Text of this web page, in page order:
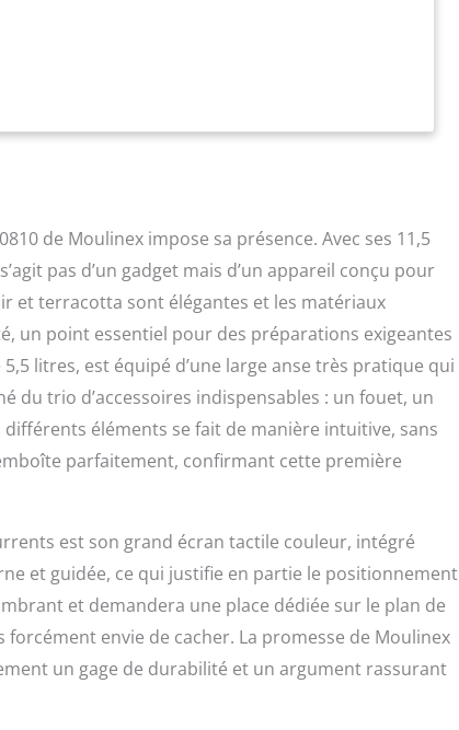
grâce aux 21 programmes automatiques ; pâte
pâtissier doté d’un moteur ultra performant de 1200
de vitesses uniques en métal, d’une électronique
du gaspillage grâce à ses pièces disponibles
auprès de nos 6200 réparateurs agréés dans le
: bol 5,5 L avec couvercle large ouverture, fouet Flex,
allant jusqu'à 30 personnes VITESSES
automatiques, i-Coach Touch dispose d’un
s'adaptent à toutes les préparations et aux
pour incorporer les ingrédients en douceur, d’une
de Moulinex impose sa présence. Avec ses 11,5
pas d’un gadget mais d’un appareil conçu pour
et terracotta sont élégantes et les matériaux
un point essentiel pour des préparations exigeantes
litres, est équipé d’une large anse très pratique qui
du trio d’accessoires indispensables : un fouet, un
différents éléments se fait de manière intuitive, sans
parfaitement, confirmant cette première
est son grand écran tactile couleur, intégré
et guidée, ce qui justifie en partie le positionnement
et demandera une place dédiée sur le plan de
forcément envie de cacher. La promesse de Moulinex
un gage de durabilité et un argument rassurant